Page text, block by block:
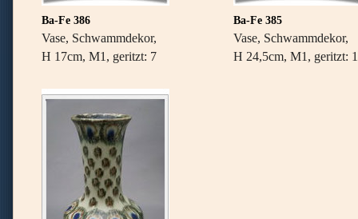
Ba-Fe 386
Vase, Schwammdekor,
H 17cm, M1, geritzt: 7
Ba-Fe 385
Vase, Schwammdekor,
H 24,5cm, M1, geritzt: